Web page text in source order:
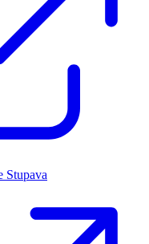
Stupava